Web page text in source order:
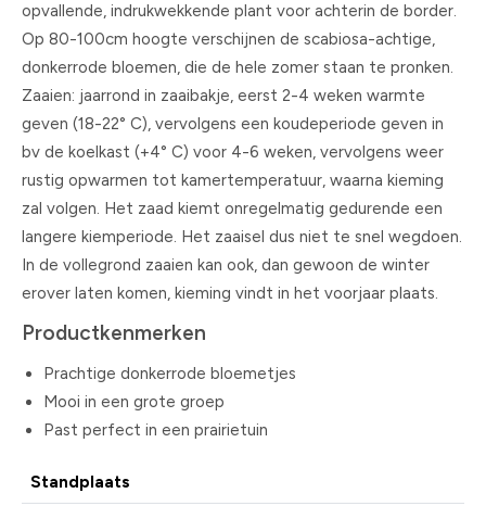
opvallende, indrukwekkende plant voor achterin de border.
Op 80-100cm hoogte verschijnen de scabiosa-achtige,
donkerrode bloemen, die de hele zomer staan te pronken.
Zaaien: jaarrond in zaaibakje, eerst 2-4 weken warmte
geven (18-22° C), vervolgens een koudeperiode geven in
bv de koelkast (+4° C) voor 4-6 weken, vervolgens weer
rustig opwarmen tot kamertemperatuur, waarna kieming
zal volgen. Het zaad kiemt onregelmatig gedurende een
langere kiemperiode. Het zaaisel dus niet te snel wegdoen.
In de vollegrond zaaien kan ook, dan gewoon de winter
erover laten komen, kieming vindt in het voorjaar plaats.
Productkenmerken
Prachtige donkerrode bloemetjes
Mooi in een grote groep
Past perfect in een prairietuin
Standplaats